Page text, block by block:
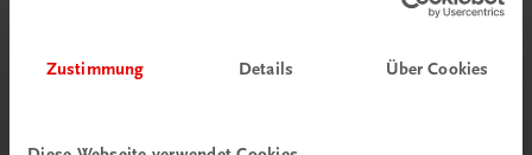
Zustimmung Details Über Cookies